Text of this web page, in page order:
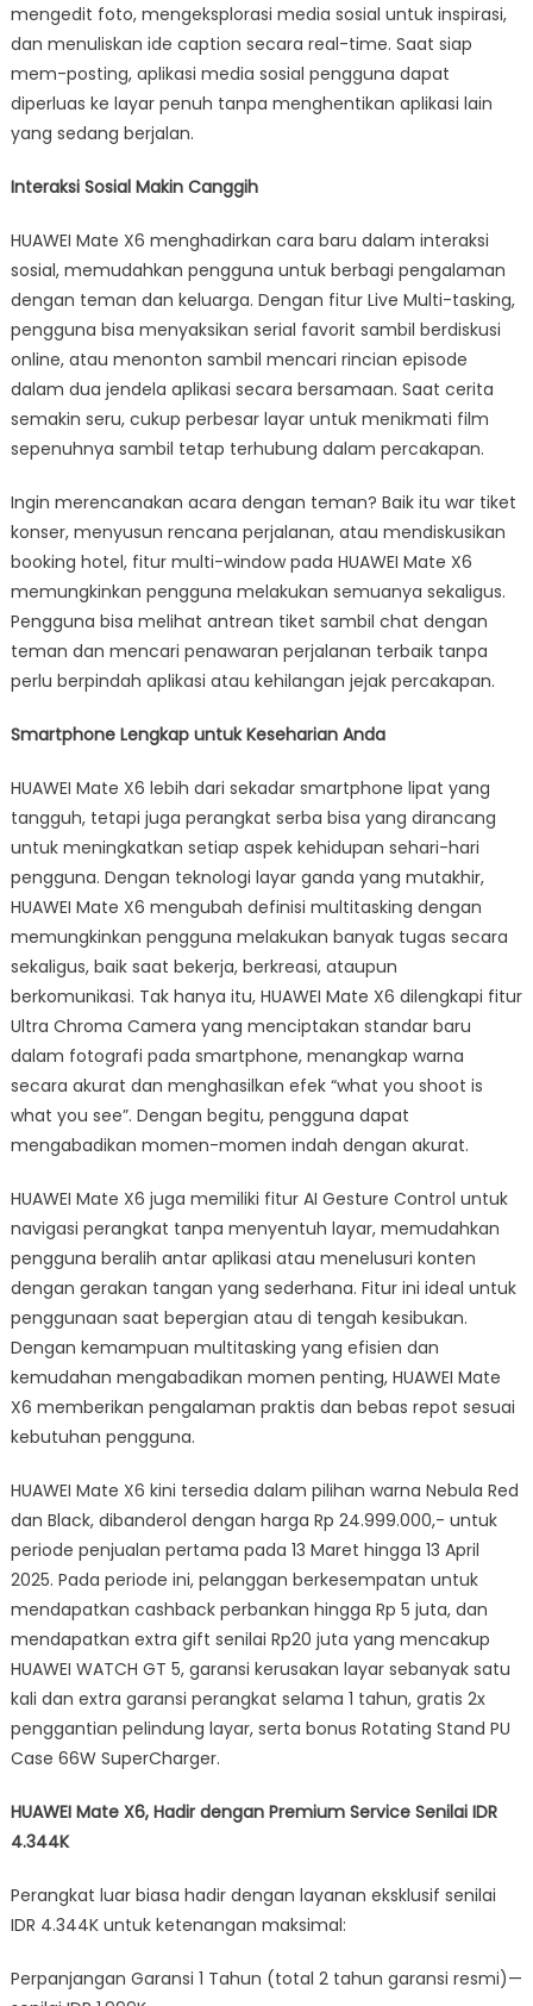
mengedit foto, mengeksplorasi media sosial untuk inspirasi,
dan menuliskan ide caption secara real-time. Saat siap
mem-posting, aplikasi media sosial pengguna dapat
diperluas ke layar penuh tanpa menghentikan aplikasi lain
yang sedang berjalan.
Interaksi Sosial Makin Canggih
HUAWEI Mate X6 menghadirkan cara baru dalam interaksi
sosial, memudahkan pengguna untuk berbagi pengalaman
dengan teman dan keluarga. Dengan fitur Live Multi-tasking,
pengguna bisa menyaksikan serial favorit sambil berdiskusi
online, atau menonton sambil mencari rincian episode
dalam dua jendela aplikasi secara bersamaan. Saat cerita
semakin seru, cukup perbesar layar untuk menikmati film
sepenuhnya sambil tetap terhubung dalam percakapan.
Ingin merencanakan acara dengan teman? Baik itu war tiket
konser, menyusun rencana perjalanan, atau mendiskusikan
booking hotel, fitur multi-window pada HUAWEI Mate X6
memungkinkan pengguna melakukan semuanya sekaligus.
Pengguna bisa melihat antrean tiket sambil chat dengan
teman dan mencari penawaran perjalanan terbaik tanpa
perlu berpindah aplikasi atau kehilangan jejak percakapan.
Smartphone Lengkap untuk Keseharian Anda
HUAWEI Mate X6 lebih dari sekadar smartphone lipat yang
tangguh, tetapi juga perangkat serba bisa yang dirancang
untuk meningkatkan setiap aspek kehidupan sehari-hari
pengguna. Dengan teknologi layar ganda yang mutakhir,
HUAWEI Mate X6 mengubah definisi multitasking dengan
memungkinkan pengguna melakukan banyak tugas secara
sekaligus, baik saat bekerja, berkreasi, ataupun
berkomunikasi. Tak hanya itu, HUAWEI Mate X6 dilengkapi fitur
Ultra Chroma Camera yang menciptakan standar baru
dalam fotografi pada smartphone, menangkap warna
secara akurat dan menghasilkan efek “what you shoot is
what you see”. Dengan begitu, pengguna dapat
mengabadikan momen-momen indah dengan akurat.
HUAWEI Mate X6 juga memiliki fitur AI Gesture Control untuk
navigasi perangkat tanpa menyentuh layar, memudahkan
pengguna beralih antar aplikasi atau menelusuri konten
dengan gerakan tangan yang sederhana. Fitur ini ideal untuk
penggunaan saat bepergian atau di tengah kesibukan.
Dengan kemampuan multitasking yang efisien dan
kemudahan mengabadikan momen penting, HUAWEI Mate
X6 memberikan pengalaman praktis dan bebas repot sesuai
kebutuhan pengguna.
HUAWEI Mate X6 kini tersedia dalam pilihan warna Nebula Red
dan Black, dibanderol dengan harga Rp 24.999.000,- untuk
periode penjualan pertama pada 13 Maret hingga 13 April
2025. Pada periode ini, pelanggan berkesempatan untuk
mendapatkan cashback perbankan hingga Rp 5 juta, dan
mendapatkan extra gift senilai Rp20 juta yang mencakup
HUAWEI WATCH GT 5, garansi kerusakan layar sebanyak satu
kali dan extra garansi perangkat selama 1 tahun, gratis 2x
penggantian pelindung layar, serta bonus Rotating Stand PU
Case 66W SuperCharger.
HUAWEI Mate X6, Hadir dengan Premium Service Senilai IDR
4.344K
Perangkat luar biasa hadir dengan layanan eksklusif senilai
IDR 4.344K untuk ketenangan maksimal:
Perpanjangan Garansi 1 Tahun (total 2 tahun garansi resmi)—